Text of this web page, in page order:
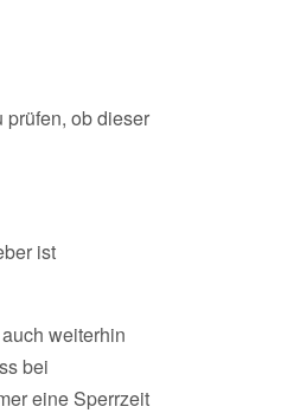
prüfen, ob dieser
ist
weiterhin
bei
eine Sperrzeit